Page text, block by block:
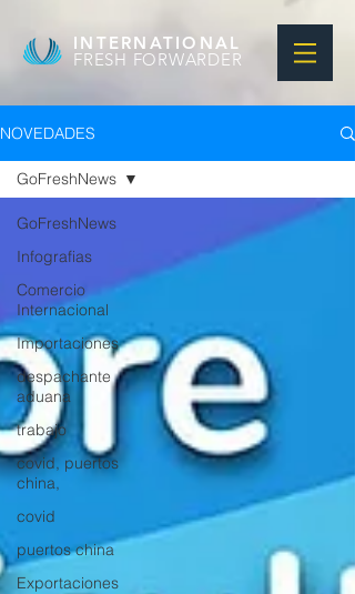
INTERNATIONAL
FRESH FORWARDER
NOVEDADES
GoFreshNews
Infografias
Comercio
Internacional
Importaciones
despachante
aduana
trabajo
covid, puertos
china,
covid
puertos china
Exportaciones
GoFreshNews